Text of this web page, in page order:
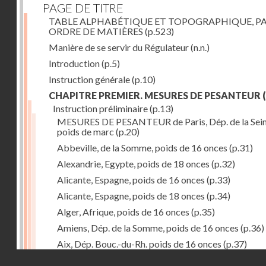
PAGE DE TITRE
TABLE ALPHABÉTIQUE ET TOPOGRAPHIQUE,
ORDRE DE MATIÈRES (p.523)
Manière de se servir du Régulateur(n.n.)
Introduction(p.5)
Instruction générale(p.10)
CHAPITRE PREMIER. MESURES DE PESANTEUR
Instruction préliminaire(p.13)
MESURES DE PESANTEUR de Paris, Dép. de la
poids de marc (p.20)
Abbeville, de la Somme, poids de 16 onces (p.31)
Alexandrie, Egypte, poids de 18 onces (p.32)
Alicante, Espagne, poids de 16 onces (p.33)
Alicante, Espagne, poids de 18 onces (p.34)
Alger, Afrique, poids de 16 onces (p.35)
Amiens, Dép. de la Somme, poids de 16 onces (p.36)
Aix, Dép. Bouc.-du-Rh. poids de 16 onces (p.37)